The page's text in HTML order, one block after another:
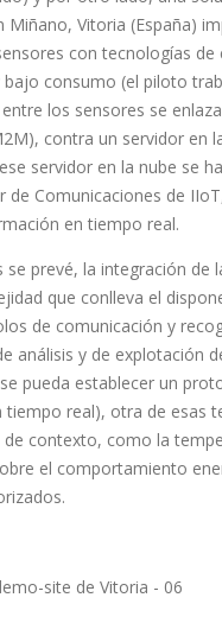
Miñano, Vitoria (España)
con tecnologías
bajo consumo (el piloto
los sensores se
contra un servidor en
servidor en la nube se
de Comunicaciones de
en tiempo real.
se prevé, la integración
que conlleva el
de comunicación y
análisis y de explotación
pueda establecer un
real), otra de esas
contexto, como la
el comportamiento